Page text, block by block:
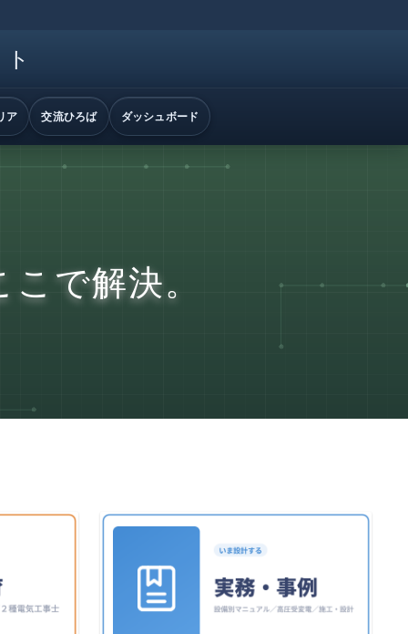
ア 交流ひろば ダッシュボード
で解決。